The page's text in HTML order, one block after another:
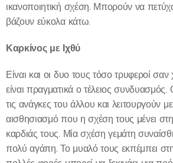
ικανοποιητική σχέση. Μπορούν να
βάζουν εύκολα κάτω.
Καρκίνος με Ιχθύ
Είναι και οι δυο τους τόσο τρυφεροί
είναι πραγματικά ο τέλειος συνδυασμός.
τις ανάγκες του άλλου και λειτουργούν
αισθησιασμό που η σχέση τους μένει
καρδιάς τους. Μία σχέση γεμάτη
πολύ αγάπη. Το μυαλό τους εκπέμπει